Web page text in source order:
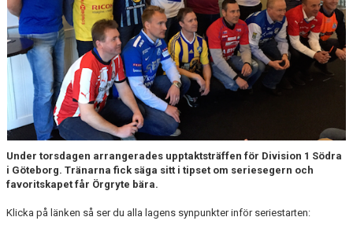
MATCHER
NÄRA NORRBY
VÄRDEGRUND
Under torsdagen arrangerades upptaktsträffen för Division 1 Södra
i Göteborg. Tränarna fick säga sitt i tipset om seriesegern och
favoritskapet får Örgryte bära.
Klicka på länken så ser du alla lagens synpunkter inför seriestarten: